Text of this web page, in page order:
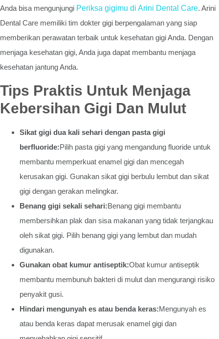
Anda bisa mengunjungi Periksa gigimu di Arini Dental Care. Arini
Dental Care memiliki tim dokter gigi berpengalaman yang siap
memberikan perawatan terbaik untuk kesehatan gigi Anda. Dengan
menjaga kesehatan gigi, Anda juga dapat membantu menjaga
kesehatan jantung Anda.
Tips Praktis Untuk Menjaga
Kebersihan Gigi Dan Mulut
Sikat gigi dua kali sehari dengan pasta gigi
berfluoride:Pilih pasta gigi yang mengandung fluoride untuk
membantu memperkuat enamel gigi dan mencegah
kerusakan gigi. Gunakan sikat gigi berbulu lembut dan sikat
gigi dengan gerakan melingkar.
Benang gigi sekali sehari:Benang gigi membantu
membersihkan plak dan sisa makanan yang tidak terjangkau
oleh sikat gigi. Pilih benang gigi yang lembut dan mudah
digunakan.
Gunakan obat kumur antiseptik:Obat kumur antiseptik
membantu membunuh bakteri di mulut dan mengurangi risiko
penyakit gusi.
Hindari mengunyah es atau benda keras:Mengunyah es
atau benda keras dapat merusak enamel gigi dan